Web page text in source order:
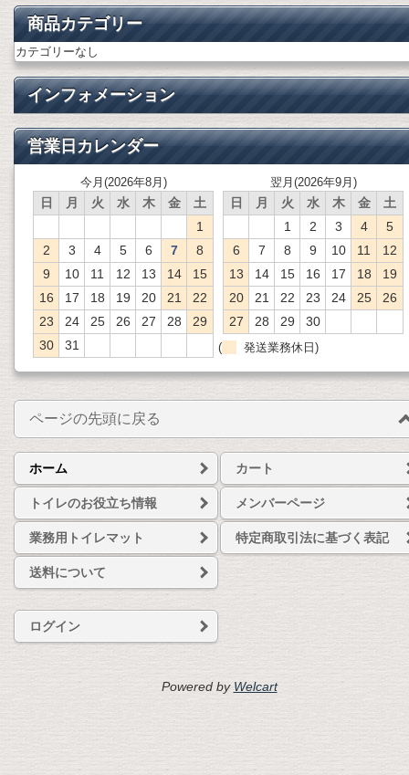
商品カテゴリー
カテゴリーなし
インフォメーション
営業日カレンダー
今月(2026年8月)
日 月 火 水 木 金
土
1
2
3 4 5 6 7
8
9
10 11 12 13 14
15
16
17 18 19 20 21
22
23
24 25 26 27 28
29
30
31
翌月(2026年9月)
日 月 火 水 木 金
土
1
2 3 4
5
6
7 8 9 10 11
12
13
14 15 16 17 18
19
20
21 22 23 24 25
26
27
28 29 30
( 発送業務休日)
ページの先頭に戻る
ホーム カート
トイレのお役立ち情報 メンバーページ
業務用トイレマット 特定商取引法に基づく表記
送料について
ログイン
Powered by Welcart